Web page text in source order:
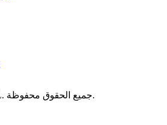
© 2026 Tech Artists SRL. جميع الحقوق محفوظة.